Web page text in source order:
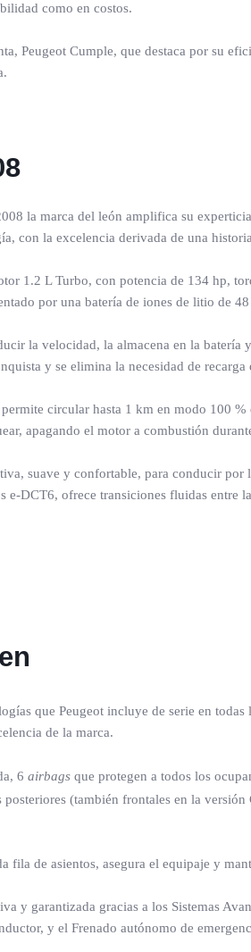
como en costos.
Peugeot Cumple, que destaca por su
la marca del león amplifica su
con la excelencia derivada de una
1.2 L Turbo, con potencia de 134 hp,
por una batería de iones de litio de
la velocidad, la almacena en la
y se elimina la necesidad de
circular hasta 1 km en modo 100
apagando el motor a combustión
suave y confortable, para conducir
e-DCT6, ofrece transiciones fluidas
que Peugeot incluye de serie en
de la marca.
6 airbags que protegen a todos los
(también frontales en la
de asientos, asegura el equipaje y
y garantizada gracias a los Sistemas
y el Frenado autónomo de